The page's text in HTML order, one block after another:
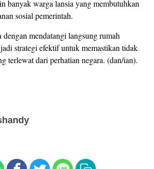
banyak warga lansia yang membutuhkan
sosial pemerintah.
mendatangi langsung rumah
strategi efektif untuk memastikan tidak
terlewat dari perhatian negara. (dan/ian).